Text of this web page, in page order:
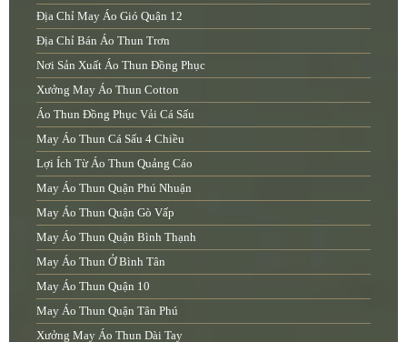
Địa Chỉ May Áo Gió Quận 12
Địa Chỉ Bán Áo Thun Trơn
Nơi Sản Xuất Áo Thun Đồng Phục
Xưởng May Áo Thun Cotton
Áo Thun Đồng Phục Vải Cá Sấu
May Áo Thun Cá Sấu 4 Chiều
Lợi Ích Từ Áo Thun Quảng Cáo
May Áo Thun Quận Phú Nhuận
May Áo Thun Quận Gò Vấp
May Áo Thun Quận Bình Thạnh
May Áo Thun Ở Bình Tân
May Áo Thun Quận 10
May Áo Thun Quận Tân Phú
Xưởng May Áo Thun Dài Tay